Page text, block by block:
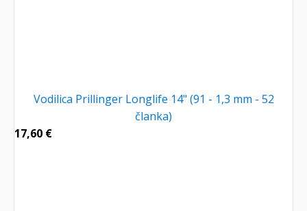
Vodilica Prillinger Longlife 14" (91 - 1,3 mm - 52
članka)
17,60 €